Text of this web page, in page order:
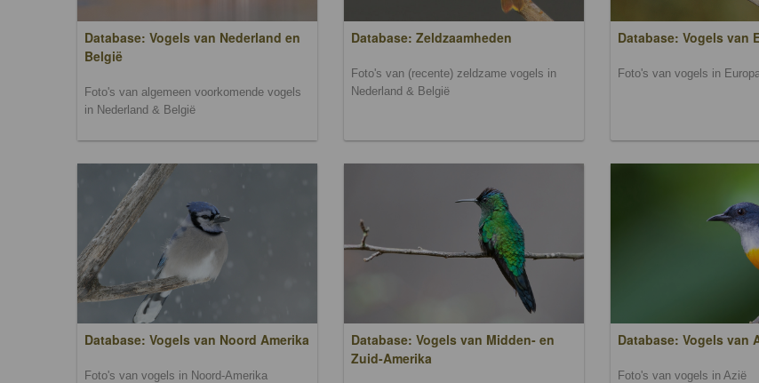
Database: Vogels van Nederland en
België
Foto's van algemeen voorkomende vogels
in Nederland & België
Database: Zeldzaamheden
Foto's van (recente) zeldzame vogels in
Nederland & België
Database: Vogels van
Foto's van vogels in
Database: Vogels van Noord Amerika
Foto's van vogels in Noord-Amerika
Database: Vogels van Midden- en
Zuid-Amerika
Database: Vogels van
Foto's van vogels in Azië